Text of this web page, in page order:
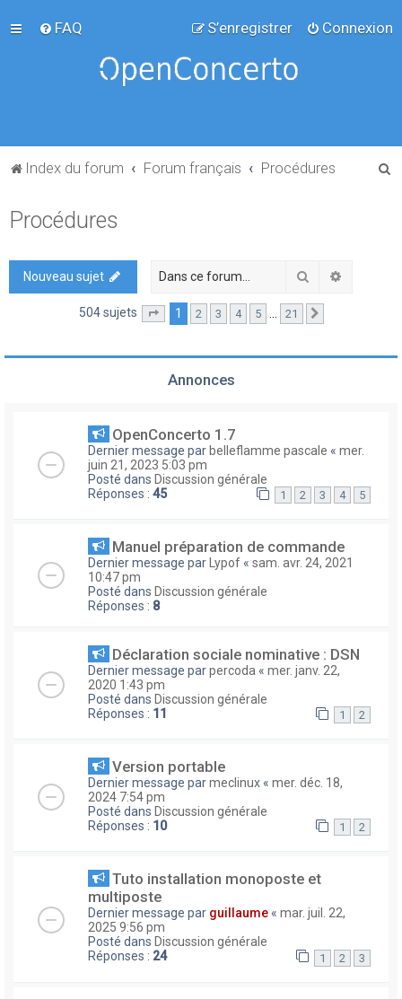
FAQ Connexion
S’enregistrer
Index du forum Forum français Procédures
Procédures
Nouveau sujet Rechercher
504 sujets Page sur21
1 2 3 4 5 … 21
Annonces
OpenConcerto 1.7
Dernier message par belleflamme pascale « mer.
juin 21, 2023 5:03 pm
Posté dans Discussion générale
Réponses : 45 1 2 3 4 5
Manuel préparation de commande
Dernier message par Lypof « sam. avr. 24, 2021
10:47 pm
Posté dans Discussion générale
Réponses : 8
Déclaration sociale nominative : DSN
Dernier message parpercoda « mer. janv. 22,
2020 1:43 pm
Posté dans Discussion générale
Réponses : 11 1 2
Version portable
Dernier message parmeclinux « mer. déc. 18,
2024 7:54 pm
Posté dans Discussion générale
Réponses : 10 1 2
Tuto installation monoposte et
multiposte
Dernier message par guillaume « mar. juil. 22,
2025 9:56 pm
Posté dans Discussion générale
Réponses : 24 1 2 3